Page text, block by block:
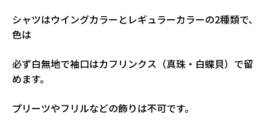
シャツはウイングカラーとレギュラーカラーの2種類で、
色は
必ず白無地で袖口はカフリンクス（真珠・白蝶貝）で留
めます。
プリーツやフリルなどの飾りは不可です。